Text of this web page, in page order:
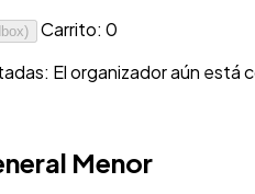
Carrito: 0
El organizador aún está
Menor